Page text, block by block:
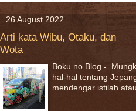
26 August 2022
Arti kata Wibu, Otaku, dan
Wota
Boku no Blog -
hal-hal tentang
mendengar istilah